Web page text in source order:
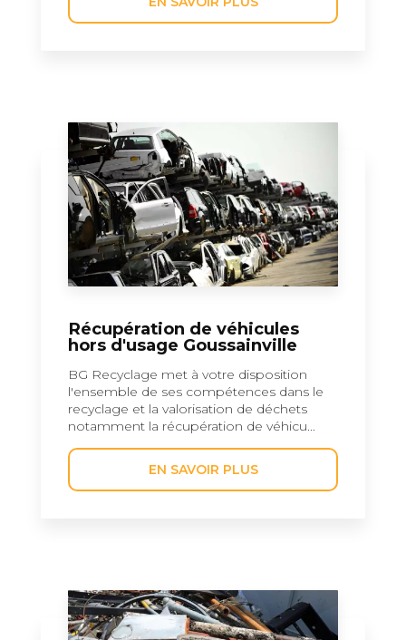
Récupération de véhicules
hors d'usage Goussainville
BG Recyclage met à votre disposition
l'ensemble de ses compétences dans le
recyclage et la valorisation de déchets
notamment la récupération de véhicu...
EN SAVOIR PLUS